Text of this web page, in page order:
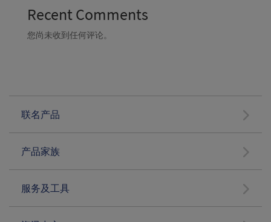
地址：辽宁省沈阳于洪区黄河北大街158号红星美凯龙沈北
电话：
019
电话：
地址：辽宁省沈阳铁西区兴工北街11号4门方林装饰展厅3
层华润漆
电话：
14 A+涂装服务体验中心
Recent Comments
您尚未收到任何评论。
联名产品
产品家族
服务及工具